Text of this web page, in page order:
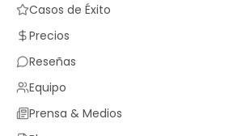
Casos de Éxito
Precios
Reseñas
Equipo
Prensa & Medios